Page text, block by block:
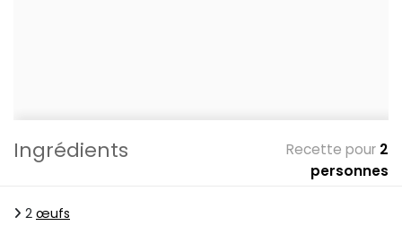
Ingrédients Recette pour 2
personnes
2 œufs